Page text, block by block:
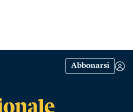
Abbonarsi